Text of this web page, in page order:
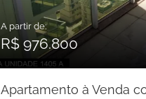
A partir de:
R$ 976.800
Apartamento à Venda